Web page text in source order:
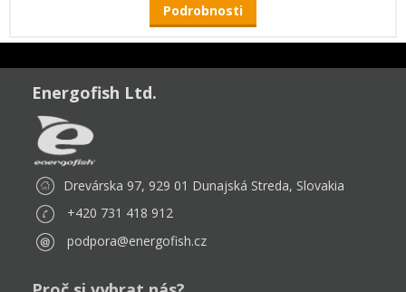
Podrobnosti
Energofish Ltd.
Drevárska 97, 929 01 Dunajská Streda, Slovakia
+420 731 418 912
podpora@energofish.cz